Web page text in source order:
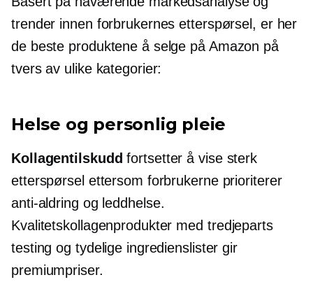
trender innen forbrukernes etterspørsel, er her
de beste produktene å selge på Amazon på
tvers av ulike kategorier:
Helse og personlig pleie
Kollagentilskudd fortsetter å vise sterk
etterspørsel ettersom forbrukerne prioriterer
anti-aldring og leddhelse.
Kvalitetskollagenprodukter med tredjeparts
testing og tydelige ingredienslister gir
premiumpriser.